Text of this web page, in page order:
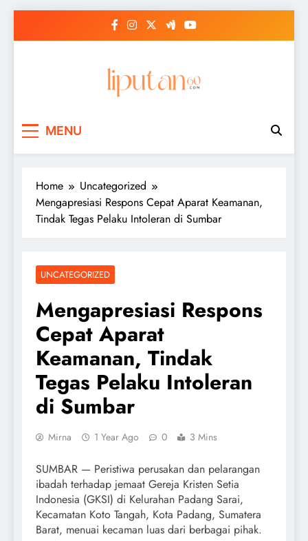
MENU
Home
Uncategorized
Mengapresiasi Respons Cepat Aparat Keamanan,
Tindak Tegas Pelaku Intoleran di Sumbar
UNCATEGORIZED
Mengapresiasi Respons
Cepat Aparat
Keamanan, Tindak
Tegas Pelaku Intoleran
di Sumbar
Mirna 1 Year Ago 0 3 Mins
SUMBAR — Peristiwa perusakan dan pelarangan
ibadah terhadap jemaat Gereja Kristen Setia
Indonesia (GKSI) di Kelurahan Padang Sarai,
Kecamatan Koto Tangah, Kota Padang, Sumatera
Barat, menuai kecaman luas dari berbagai pihak.